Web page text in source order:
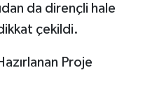
da dirençli hale
çekildi.
Proje